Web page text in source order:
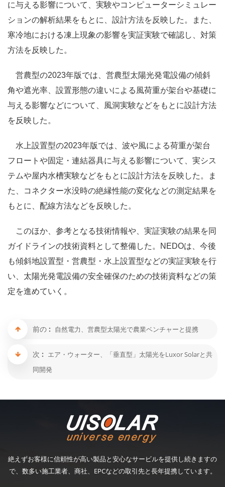
に与える影響について、実験やコンピューターシミュレー
ションの解析結果をもとに、設計方法を反映した。また、
寒冷地における凍上現象の影響を実証実験で確認し、対策
方法を反映した。
営農型の2023年版では、営農型太陽光発電設備の傾斜
角や遮光率、設置形態の違いによる風荷重が架台や基礎に
与える影響などについて、風洞実験などをもとに設計方法
を反映した。
水上設置型の2023年版では、波や風による荷重が架台
フロートや固定・連結器具に与える影響について、実シス
テムや屋内水槽実験などをもとに設計方法を反映した。ま
た、コネクター水没時の絶縁性能の変化などの測定結果を
もとに、配線方法などを反映した。
このほか、参考となる技術情報や、実証実験の結果を同
ガイドラインの技術資料として整備した。NEDOは、今後
も傾斜地設置型・営農型・水上設置型などの実証実験を行
い、太陽光発電設備の安全確保のための技術資料などの策
定を進めていく。
前の : 自然電力、営農型太陽光で農業ベンチャーと提携
次 : エア・ウォーター、「垂直型」太陽光をLuxor Solarと共
同開発
絶えずお客様に信頼性が高い製品と安心なサービルを提供し続きますの
で、数多い施工業者、商社、EPCなどの取引先と長年提携しています。